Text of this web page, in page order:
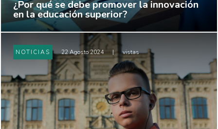
¿Por qué se debe promover la innovación
en la educación superior?
NOTICIAS 22 Agosto 2024 | vistas